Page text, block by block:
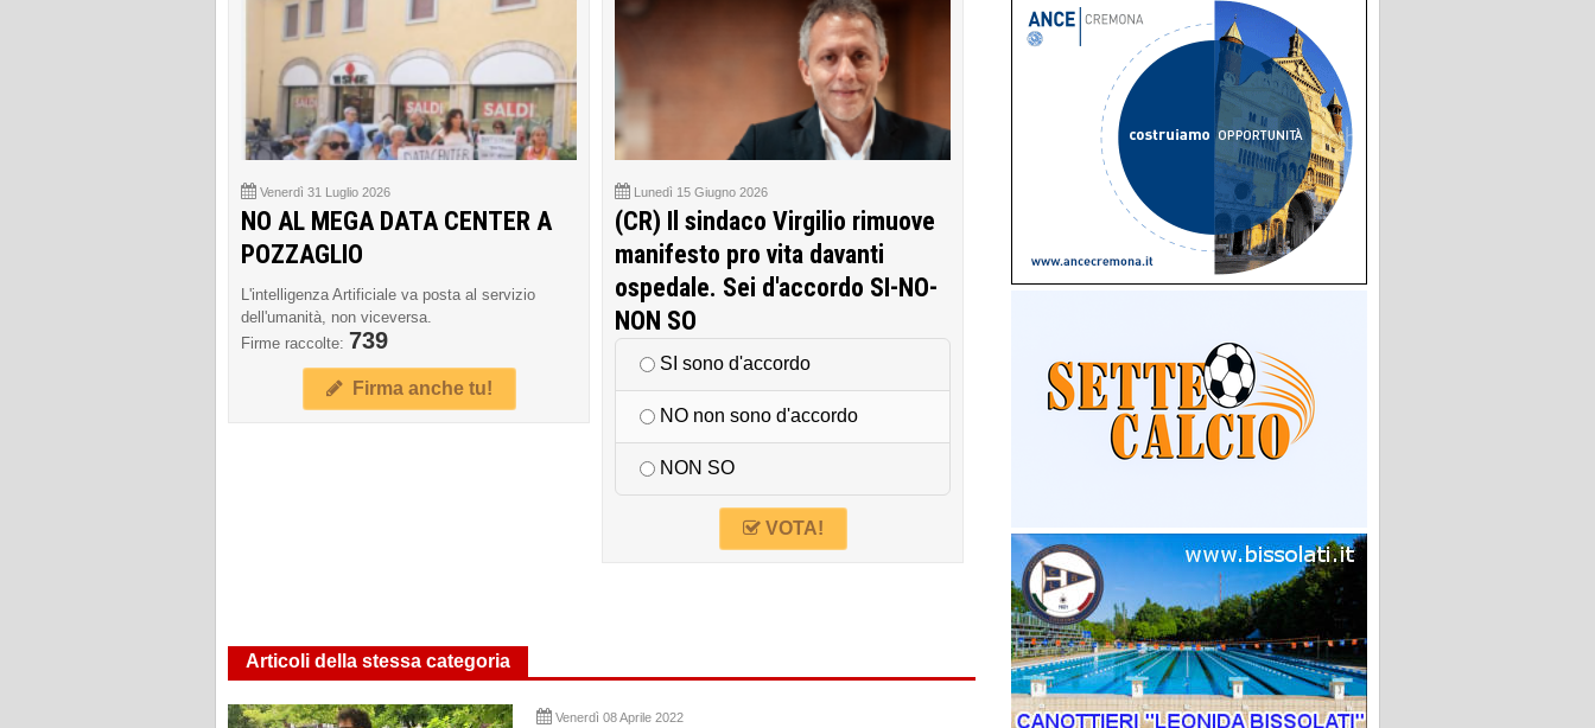
Venerdì 31 Luglio 2026
NO AL MEGA DATA CENTER A
POZZAGLIO
L'intelligenza Artificiale va posta al servizio
dell'umanità, non viceversa.
Firme raccolte: 739
Firma anche tu!
Lunedì 15 Giugno 2026
(CR) Il sindaco Virgilio rimuove
manifesto pro vita davanti
ospedale. Sei d'accordo SI-NO-
NON SO
SI sono d'accordo
NO non sono d'accordo
NON SO
VOTA!
Articoli della stessa categoria
Venerdì 08 Aprile 2022